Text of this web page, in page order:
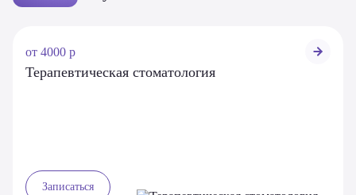
от 4000 р
Терапевтическая стоматология
Записаться